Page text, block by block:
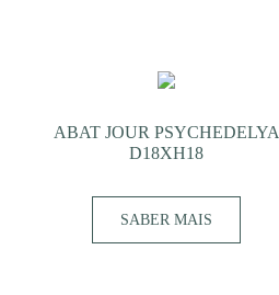
ABAT JOUR PSYCHEDELYA
D18XH18
SABER MAIS